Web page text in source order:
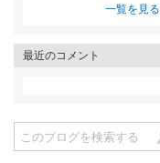
一覧を見る
最近のコメント